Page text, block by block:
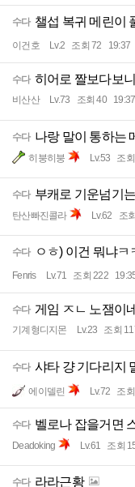
수다 챌섭 복귀 메린이
이건호 Lv.2 조회 72 19:37
수다 히어로 짤보다보
비산산 Lv.73 조회 40 19:37
수다 나랑 말이 통하는
히붕히붕 Lv.53 조
수다 부캐로 기운넘기
탄산빠진콜라 Lv.62 조
수다 ㅇㅎ) 이건 뭐냐
Fenris Lv.71 조회 222
수다 게임 ㅈㄴ 노잼이
기계형디지몬 Lv.23 조회
수다 샤타 걍 기다리지
에이델린 Lv.72 조
수다 벨로나 잡을거면
Deadoking Lv.61 조회
수다 라라근황